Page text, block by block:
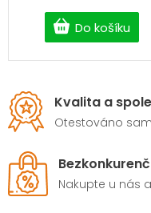
Do košíku
jiná zařízení — ideální
stylový cestovní doplněk.
Kvalita a
Otestováno
Nakupte u nás